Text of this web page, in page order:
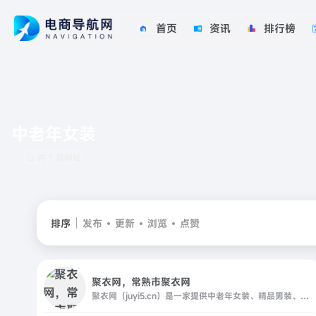
首页 资讯 排行榜
排序 发布 更新 浏览 点赞
聚衣网，常熟市聚衣网
聚衣网（juyi5.cn）是一家提供中老年女装、精品男装、时尚女装一手货源的服装供货网站，为江苏常熟数万家服装厂商提供推广销售渠道；,面向全国网销卖家、实体批发商提供最具竞争力的货源一站式货源进货，并提供快速发布、下载，服装一件代发、推荐专业服装类摄影等优质服务